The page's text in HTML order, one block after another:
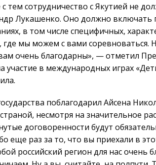
с тем сотрудничество с Якутией не
Лукашенко. Оно должно включать
в том числе специфичных,
где мы можем с вами
очень благодарны», — отметил
участие в международных играх
поблагодарил Айсена
несмотря на значительное
договоренности будут
еще раз за то, что вы приехали в
российский регион для нас